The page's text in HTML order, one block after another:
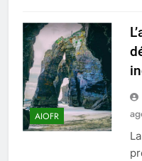
AIOFR